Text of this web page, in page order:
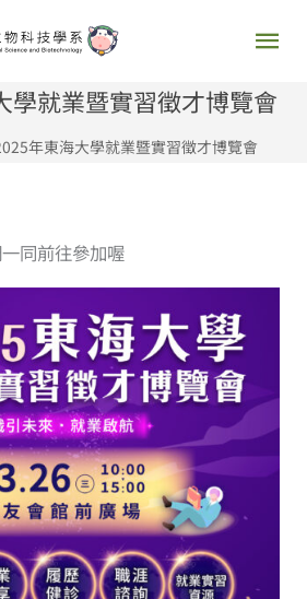
主
要
選
學就業暨實習徵才博覽會
年東海大學就業暨實習徵才博覽會
同前往參加喔